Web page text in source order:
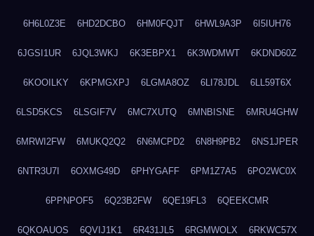
6H6L0Z3E 6HD2DCBO 6HM0FQJT 6HWL9A3P 6I5IUH76
6JGSI1UR 6JQL3WKJ 6K3EBPX1 6K3WDMWT 6KDND60Z
6KOOILKY 6KPMGXPJ 6LGMA8OZ 6LI78JDL 6LL59T6X
6LSD5KCS 6LSGIF7V 6MC7XUTQ 6MNBISNE 6MRU4GHW
6MRWI2FW 6MUKQ2Q2 6N6MCPD2 6N8H9PB2 6NS1JPER
6NTR3U7I 6OXMG49D 6PHYGAFF 6PM1Z7A5 6PO2WC0X
6PPNPOF5 6Q23B2FW 6QE19FL3 6QEEKCMR
6QKOAUOS 6QVIJ1K1 6R431JL5 6RGMWOLX 6RKWC57X